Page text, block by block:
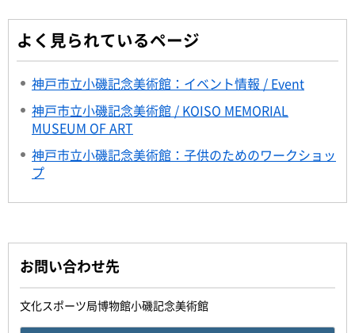
よく見られているページ
神戸市立小磯記念美術館：イベント情報 / Event
神戸市立小磯記念美術館 / KOISO MEMORIAL
MUSEUM OF ART
神戸市立小磯記念美術館：子供のためのワークショッ
プ
お問い合わせ先
文化スポーツ局博物館小磯記念美術館